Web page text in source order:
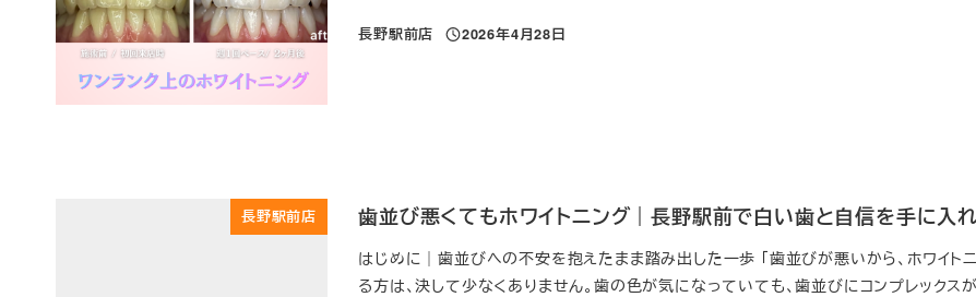
長野駅前店
投稿日
2026年4月28日
長野駅前店 歯並び悪くてもホワイトニング｜長野駅前で白い歯と自信を手に入
はじめに｜歯並びへの不安を抱えたまま踏み出した一歩 「歯並びが悪いから、ホワイト
る方は、決して少なくありません。歯の色が気になっていても、歯並びにコンプレックス